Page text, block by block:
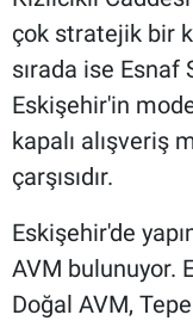
çok stratejik bir
sırada ise Esnaf
Eskişehir'in
kapalı alışveriş
çarşısıdır.
Eskişehir'de
AVM bulunuyor.
Doğal AVM,